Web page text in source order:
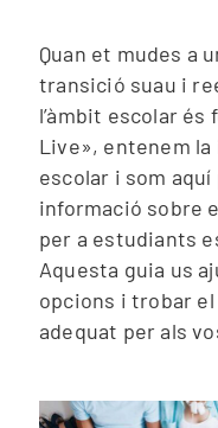
Quan et mudes a
transició suau i
l’àmbit escolar
Live», entenem
escolar i som
informació sobre
per a estudiants
Aquesta guia us
opcions i trobar
adequat per als